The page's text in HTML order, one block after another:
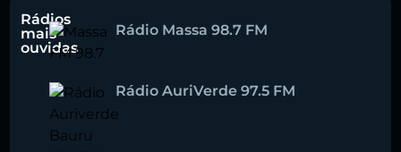
Rádios
mais
ouvidas
Rádio Massa 98.7 FM
Rádio AuriVerde 97.5 FM